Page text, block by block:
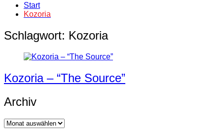
Start
Kozoria
Schlagwort: Kozoria
Kozoria – “The Source”
Archiv
Archiv